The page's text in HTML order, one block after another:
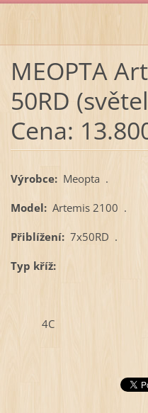
MEOPTA
50RD
Cena:
Výrobce: Meopta .
Model: Artemis 2100 .
Přiblížení: 7x50RD .
Typ kříž:
4C